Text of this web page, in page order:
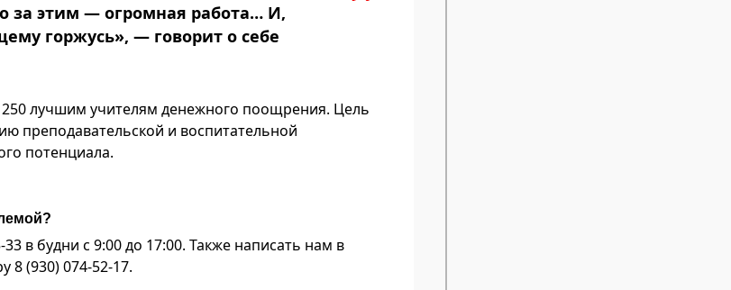
за этим — огромная работа… И,
горжусь», — говорит о себе
250 лучшим учителям денежного поощрения. Цель
преподавательской и воспитательной
потенциала.
в будни с 9:00 до 17:00. Также написать нам в
(930) 074-52-17.